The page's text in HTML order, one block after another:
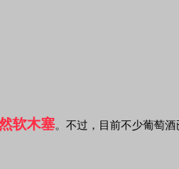
软木塞。不过，目前不少葡萄